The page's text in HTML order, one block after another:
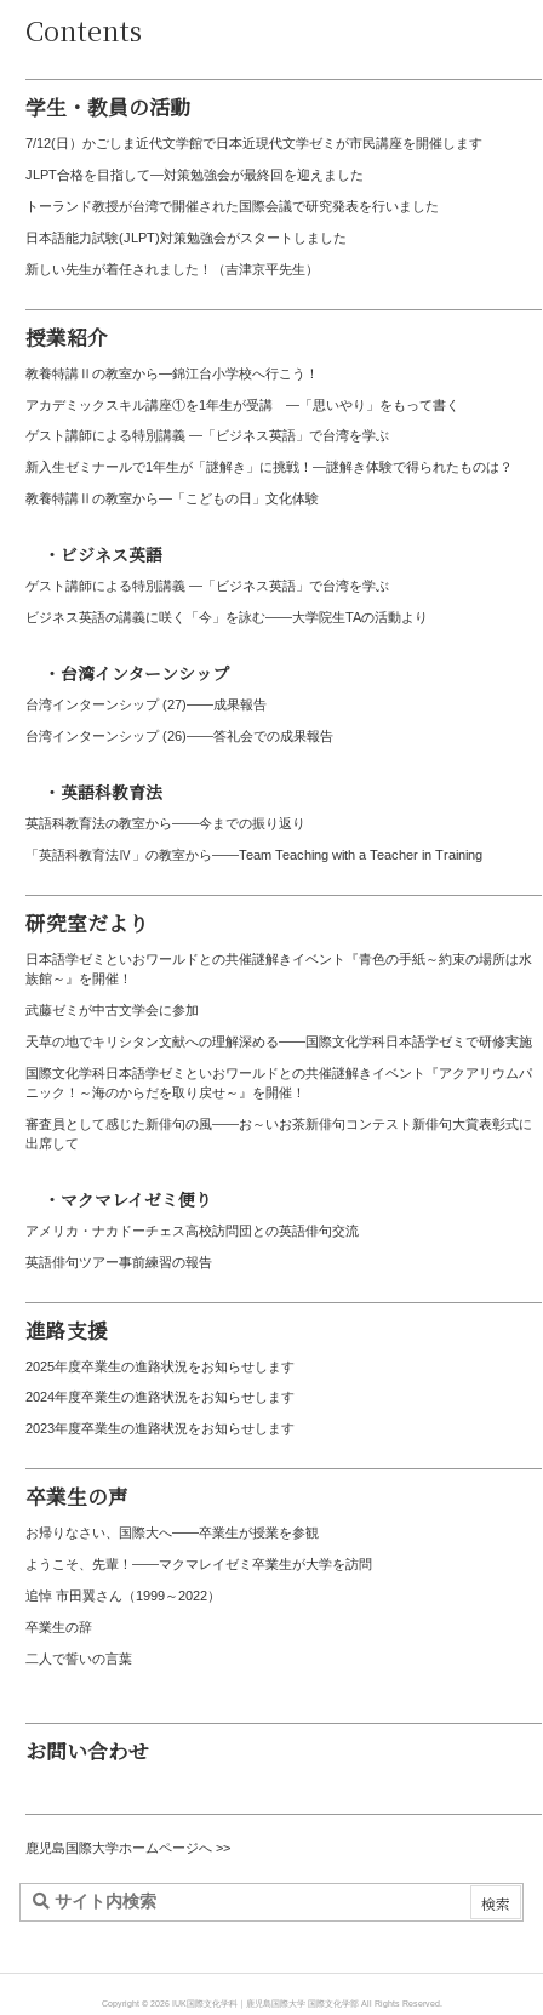
Contents
学生・教員の活動
7/12(日）かごしま近代文学館で日本近現代文学ゼミが市民講座を開催します
JLPT合格を目指して—対策勉強会が最終回を迎えました
トーランド教授が台湾で開催された国際会議で研究発表を行いました
日本語能力試験(JLPT)対策勉強会がスタートしました
新しい先生が着任されました！（吉津京平先生）
授業紹介
教養特講Ⅱの教室から―錦江台小学校へ行こう！
アカデミックスキル講座①を1年生が受講 ―「思いやり」をもって書く
ゲスト講師による特別講義 ―「ビジネス英語」で台湾を学ぶ
新入生ゼミナールで1年生が「謎解き」に挑戦！―謎解き体験で得られたものは？
教養特講Ⅱの教室から―「こどもの日」文化体験
・ビジネス英語
ゲスト講師による特別講義 ―「ビジネス英語」で台湾を学ぶ
ビジネス英語の講義に咲く「今」を詠む――大学院生TAの活動より
・台湾インターンシップ
台湾インターンシップ (27)——成果報告
台湾インターンシップ (26)――答礼会での成果報告
・英語科教育法
英語科教育法の教室から——今までの振り返り
「英語科教育法Ⅳ」の教室から――Team Teaching with a Teacher in Training
研究室だより
日本語学ゼミといおワールドとの共催謎解きイベント『青色の手紙～約束の場所は水
族館～』を開催！
武藤ゼミが中古文学会に参加
天草の地でキリシタン文献への理解深める――国際文化学科日本語学ゼミで研修実施
国際文化学科日本語学ゼミといおワールドとの共催謎解きイベント『アクアリウムパ
ニック！～海のからだを取り戻せ～』を開催！
審査員として感じた新俳句の風――お～いお茶新俳句コンテスト新俳句大賞表彰式に
出席して
・マクマレイゼミ便り
アメリカ・ナカドーチェス高校訪問団との英語俳句交流
英語俳句ツアー事前練習の報告
進路支援
2025年度卒業生の進路状況をお知らせします
2024年度卒業生の進路状況をお知らせします
2023年度卒業生の進路状況をお知らせします
卒業生の声
お帰りなさい、国際大へ――卒業生が授業を参観
ようこそ、先輩！――マクマレイゼミ卒業生が大学を訪問
追悼 市田翼さん（1999～2022）
卒業生の辞
二人で誓いの言葉
お問い合わせ
鹿児島国際大学ホームページへ >>
Copyright © 2026 IUK国際文化学科｜鹿児島国際大学 国際文化学部All Rights Reserved.